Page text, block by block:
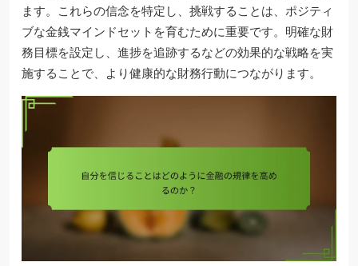
ます。これらの信念を特定し、挑戦することは、ポジティ
ブな金銭マインドセットを育むために重要です。明確な財
務目標を設定し、進捗を追跡するなどの効果的な戦略を実
施することで、より健康的な財務行動につながります。